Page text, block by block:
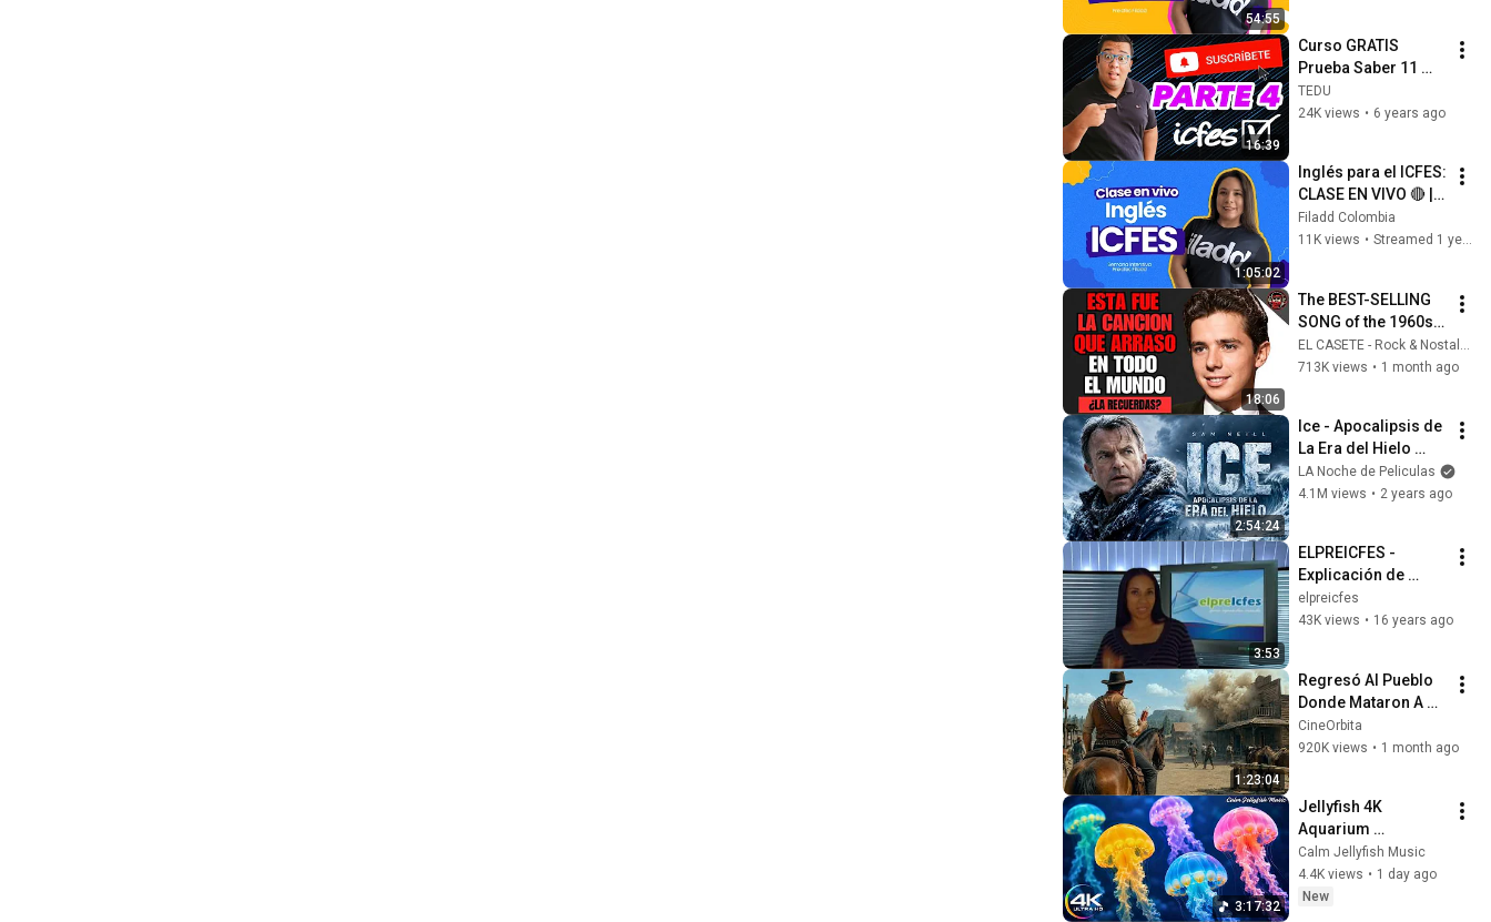
54:55
16:39
Curso GRATIS
Prueba Saber 11
ICFES - INGLÉS 😎🧠
Parte 4
TEDU
24K views • 6 years ago
1:05:02
Inglés para el ICFES:
CLASE EN VIVO 🔴 |
Prueba Saber 11°
#SemanaFiladd
Filadd Colombia
11K views • Streamed 1 year ago
18:06
The BEST-SELLING
SONG of the 1960s |
SPANISH CLASSICS
713K views • 1 month ago
2:54:24
Ice - Apocalipsis de
La Era del Hielo
PELÍCULA
COMPLETA |
Neill
LA Noche de Peliculas
4.1M views • 2 years ago
3:53
ELPREICFES -
Explicación de
Inglés ICFES
Primera Parte.wmv
elpreicfes
43K views • 16 years ago
1:23:04
Regresó Al Pueblo
Donde Mataron A Su
Familia… Nadie
Escapará De Su
ESPAÑOL 4K
CineOrbita
920K views • 1 month ago
3:17:32
Jellyfish 4K
Aquarium
Screensaver 🪼
Calming Music,
Ocean Ambience
Calm Jellyfish Music
4.4K views • 1 day ago
New